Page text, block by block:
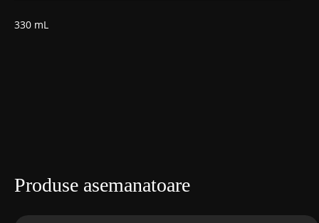
330 mL
Produse asemanatoare